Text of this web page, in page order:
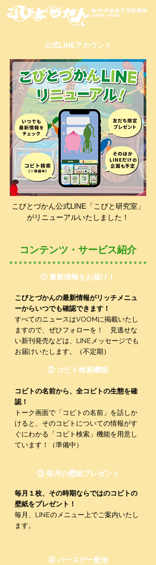
​公式LINEアカウント
こびとづかん公式LINE「こびと研究室」
がリニューアルいたしました！
コンテンツ・サービス紹介
① 最新情報をお届け！
こびとづかんの最新情報がリッチメニュ
ーからいつでも確認できます！
すべてのニュースはVOOMに掲載いたし
ますので、ぜひフォローを！ 見逃せな
い新刊発売などは、LINEメッセージでも
お届けいたします。（不定期）
② コビト検索機能
コビトの名前から、全コビトの生態を確
認！
トーク画面で「コビトの名前」を話しか
けると、そのコビトについての情報がす
ぐにわかる「コビト検索」機能を用意し
ています！（準備中）
③ 毎月の壁紙プレゼント
毎月１枚、その時期ならではのコビトの
壁紙をプレゼント！
毎月、LINEのメニュー上でご案内いたし
ます。
④ バースデー配信